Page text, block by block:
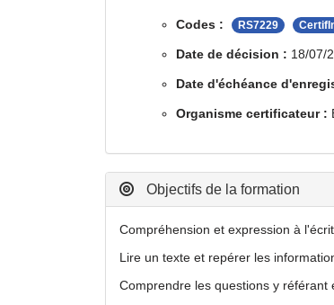
Codes : RS7229
Date de décision : 18/07/
Date d'échéance
Organisme certificateur :
Objectifs de la formation
Compréhension et expression à l'écrit.
Lire un texte et repérer les
Comprendre les questions y référant